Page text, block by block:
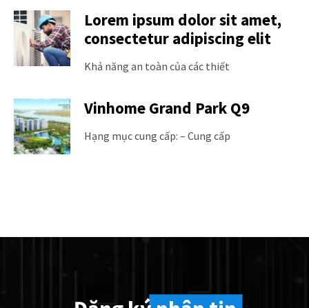
Lorem ipsum dolor sit amet,
consectetur adipiscing elit
Khả năng an toàn của các thiết
Vinhome Grand Park Q9
Hạng mục cung cấp: – Cung cấp